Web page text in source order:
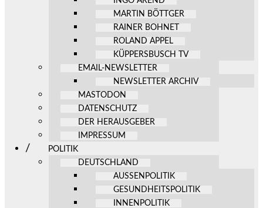
MARTIN BÖTTGER
RAINER BOHNET
ROLAND APPEL
KÜPPERSBUSCH TV
EMAIL-NEWSLETTER
NEWSLETTER ARCHIV
MASTODON
DATENSCHUTZ
DER HERAUSGEBER
IMPRESSUM
POLITIK
DEUTSCHLAND
AUSSENPOLITIK
GESUNDHEITSPOLITIK
INNENPOLITIK